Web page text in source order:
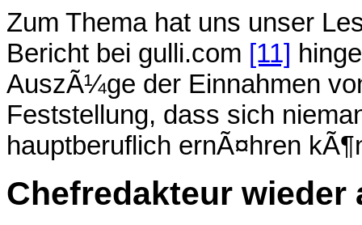
Zum Thema hat uns unser
Bericht bei gulli.com [11]
AuszÃ¼ge der Einnahmen
Feststellung, dass sich
hauptberuflich ernÃ¤hren
Chefredakteur wieder